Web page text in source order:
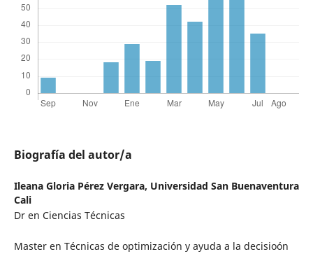
Biografía del autor/a
Ileana Gloria Pérez Vergara, Universidad San Buenaventura
Cali
Dr en Ciencias Técnicas
Master en Técnicas de optimización y ayuda a la decisioón